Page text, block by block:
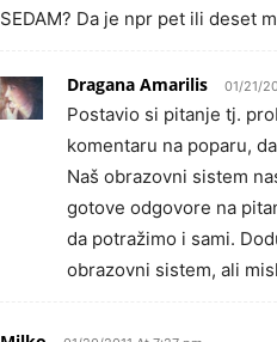
SEDAM? Da je npr pet ili deset
Dragana Amarilis 01/21/
Postavio si pitanje tj.
komentaru na poparu,
Naš obrazovni sistem
gotove odgovore na
da potražimo i sami.
obrazovni sistem, ali